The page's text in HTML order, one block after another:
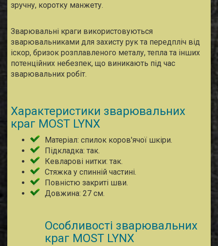
зручну, коротку манжету.
Зварювальні краги використовуються
зварювальниками для захисту рук та передпліч від
іскор, бризок розплавленого металу, тепла та інших
потенційних небезпек, що виникають під час
зварювальних робіт.
Характеристики зварювальних
краг MOST LYNX
Матеріал: спилок коров'ячої шкіри.
Підкладка: так.
Кевларові нитки: так.
Стяжка у спинній частині.
Повністю закриті шви.
Довжина: 27 см.
Особливості зварювальних
краг MOST LYNX